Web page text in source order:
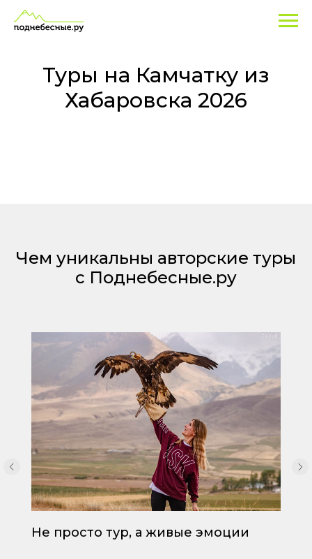
Туры
на
Камчатку
Хабаровска
Экскурсионные
программы
Туры на Камчатку из
Хабаровска 2026
Чем уникальны авторские туры
с Поднебесные.ру
Не просто тур, а живые эмоции